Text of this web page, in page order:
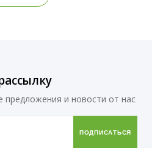
предложения и новости от нас